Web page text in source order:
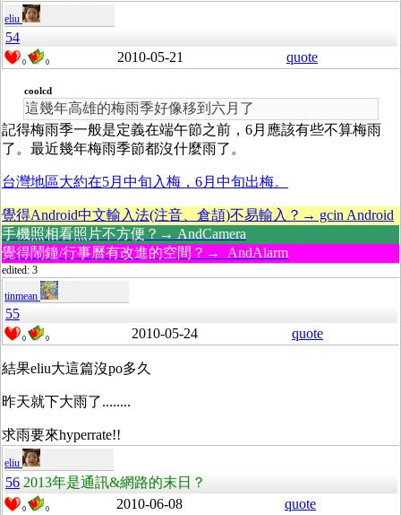
eliu
54
0 0 2010-05-21 quote
coolcd
這幾年高雄的梅雨季好像移到六月了
記得梅雨季一般是定義在端午節之前，6月應該有些不算梅雨
了。最近幾年梅雨季節都沒什麼雨了。
台灣地區大約在5月中旬入梅，6月中旬出梅。
覺得Android中文輸入法(注音、倉頡)不易輸入？→ gcin Android
手機照相看照片不方便？→ AndCamera
覺得鬧鐘/行事曆有改進的空間？→ AndAlarm
edited: 3
tinmean
55
0 0 2010-05-24 quote
結果eliu大這篇沒po多久
昨天就下大雨了........
求雨要來hyperrate!!
eliu
56 2013年是通訊&網路的末日？
0 0 2010-06-08 quote